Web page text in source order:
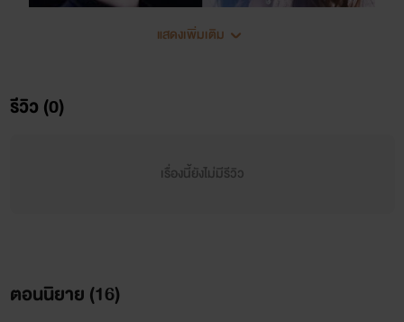
แสดงเพิ่มเติม
รีวิว (0)
เรื่องนี้ยังไม่มีรีวิว
ตอนนิยาย (16)